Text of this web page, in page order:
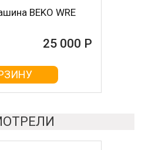
BEKO WRE
25 000 Р
LG
25 000 Р